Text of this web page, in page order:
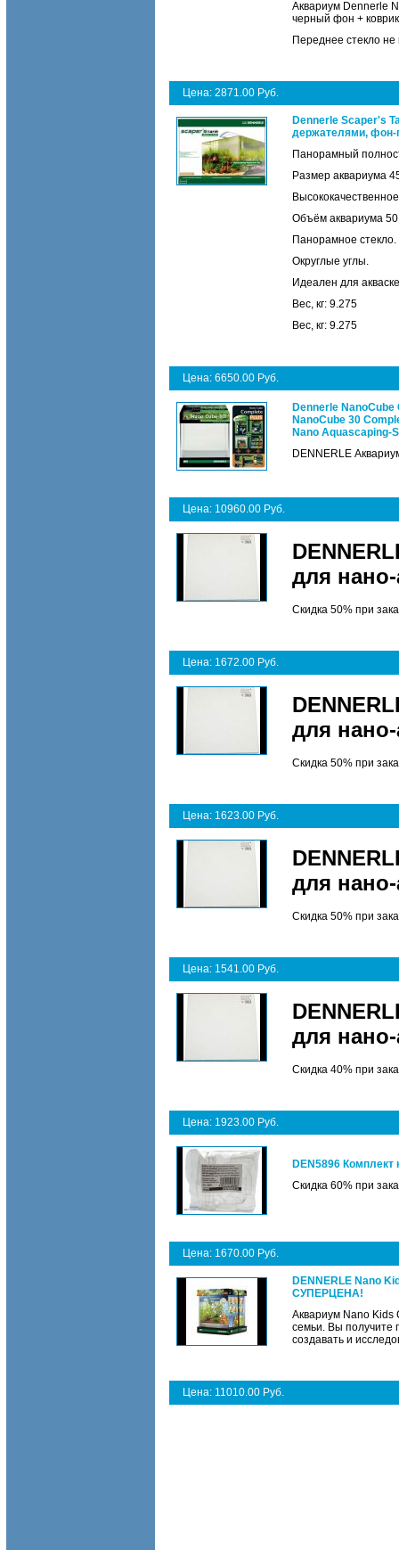
Аквариум Dennerle
черный фон +
Переднее стекло
Цена: 2871.00 Руб.
Dennerle Scaper's
держателями, фон-
Панорамный
Размер аквариума
Объём аквариума 50
Панорамное стекло.
Округлые углы.
Идеален для
Вес, кг: 9.275
Вес, кг: 9.275
Цена: 6650.00 Руб.
Dennerle
NanoCube 30
Nano Aquascaping-
DENNERLE
Цена: 10960.00 Руб.
для
Скидка 50% при
Цена: 1672.00 Руб.
для
Скидка 50% при
Цена: 1623.00 Руб.
для
Скидка 50% при
Цена: 1541.00 Руб.
для
Скидка 40% при
Цена: 1923.00 Руб.
DEN5896 Комплект
Скидка 60% при
Цена: 1670.00 Руб.
DENNERLE Nano
СУПЕРЦЕНА!
Аквариум Nano Kids
семьи. Вы получите
создавать и
Цена: 11010.00 Руб.